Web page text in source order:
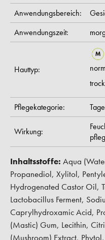
Anwendungsbereich:
Anwendungszeit:
Hauttyp:
Pflegekategorie:
Wirkung:
Inhaltsstoffe: Aqua
Propanediol, Xylitol,
Hydrogenated Castor Oil,
Lactobacillus Ferment,
Caprylhydroxamic Acid,
(Mastic) Gum, Lecithin,
(Mushroom) Extract,